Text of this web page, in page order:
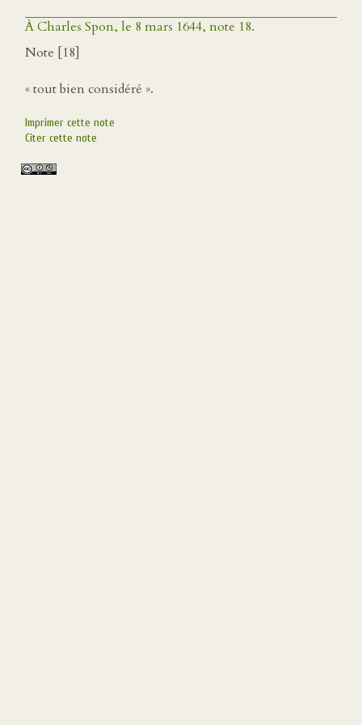
À Charles Spon, le 8 mars 1644, note 18.
Note [18]
« tout bien considéré ».
Imprimer cette note
Citer cette note